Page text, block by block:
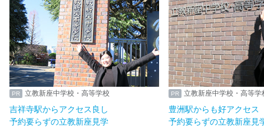
立教新座中学校・高等学校
吉祥寺駅からアクセス良し
予約要らずの立教新座見学
立教新座中学校・高等学
豊洲駅からも好アクセス
予約要らずの立教新座見